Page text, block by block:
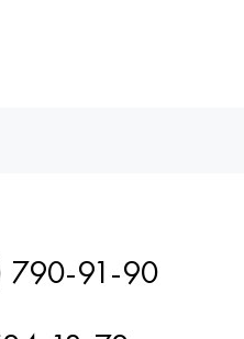
790-91-90